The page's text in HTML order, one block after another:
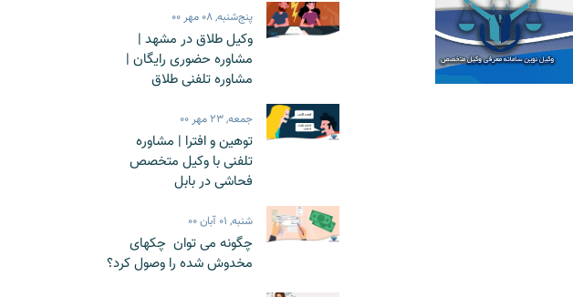
پنج‌شنبه, 08 مهر 00
وکیل طلاق در مشهد |
مشاوره حضوری رایگان |
مشاوره تلفنی طلاق
جمعه, 23 مهر 00
توهین و افترا | مشاوره
تلفنی با وکیل متخصص
فحاشی در بابل
شنبه, 01 آبان 00
چگونه می توان چکهای
مخدوش شده را وصول کرد؟